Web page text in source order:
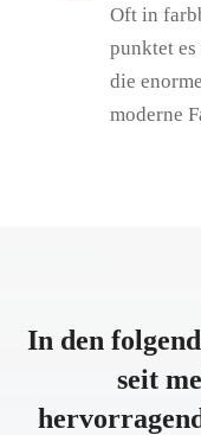
Oft in
punktet
die
moderne
In den
seit